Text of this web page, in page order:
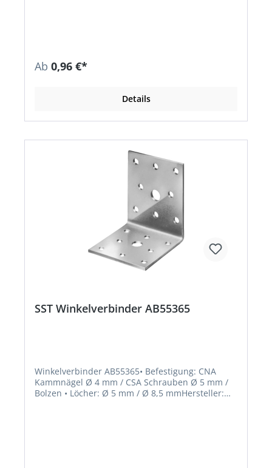
Ab 0,96 €*
Details
SST Winkelverbinder AB55365
Winkelverbinder AB55365• Befestigung: CNA
Kammnägel Ø 4 mm / CSA Schrauben Ø 5 mm /
Bolzen • Löcher: Ø 5 mm / Ø 8,5 mmHersteller: